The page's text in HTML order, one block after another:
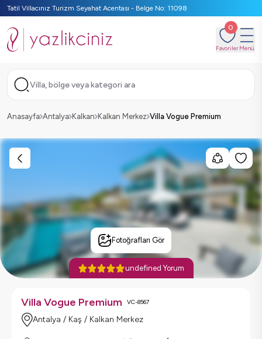
Tatil Villacınız Turizm Seyahat Acentası - Belge No: 11098
0
FavorilerMenü
Villa, bölge veya kategori ara
Anasayfa Antalya Kalkan Kalkan Merkez Villa Vogue Premium
Fotoğrafları Gör
undefined Yorum
Villa Vogue Premium VC-8567
Antalya / Kaş / Kalkan Merkez